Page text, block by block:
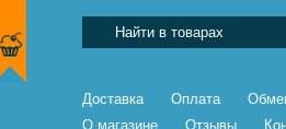
Доставка Оплата
О магазине
Отзывы